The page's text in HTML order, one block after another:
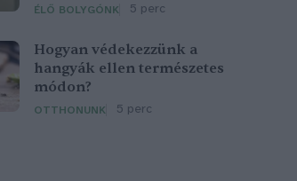
ÉLŐ BOLYGÓNK 5 perc
Hogyan védekezzünk a
hangyák ellen természetes
módon?
OTTHONUNK 5 perc